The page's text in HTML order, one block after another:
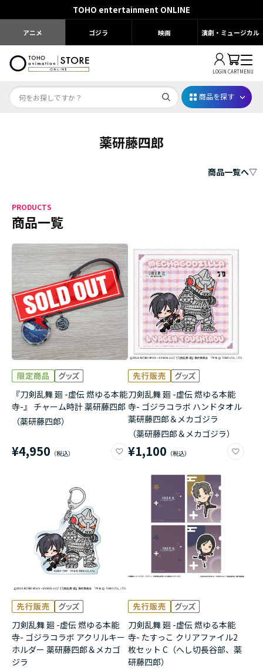
LOGIN CARTMENU
Dr.STONE STONE FES.2026
薬屋のひとりごと 夏の園遊会2026
アニメ『僕のヒーローアカデミア』10周年
ハイキュー!!ジャージ＆ユニフォーム
『無職転生Ⅲ ～異世界行ったら本気だす～』
『ふつつかな悪女ではございますが ～雛宮蝶鼠と
りかえ伝～』
商品を探す
TOHO entertainment ONLINE
アニメ ゴジラ 映画 演劇・ミュージカル
薬研藤四郎
商品一覧へ▽
PRODUCTS
商品一覧
『刀剣乱舞 廻 -虚伝 燃ゆる本能
寺-』 チャーム時計 薬研藤四郎
（薬研藤四郎）
¥4,950
刀剣乱舞 廻 -虚伝 燃ゆる本能
寺- ゴジラコラボ ハンドタオル
薬研藤四郎＆メカゴジラ
（薬研藤四郎＆メカゴジラ）
¥1,100
刀剣乱舞 廻 -虚伝 燃ゆる本能
寺- ゴジラコラボ アクリルキー
ホルダー 薬研藤四郎＆メカゴ
ジラ
刀剣乱舞 廻 -虚伝 燃ゆる本能
寺- たすっこ クリアファイル2
枚セット C（へし切長谷部、薬
研藤四郎）